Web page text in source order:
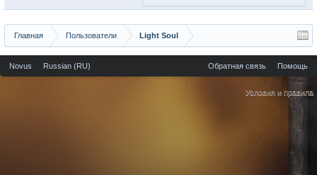
Главная Пользователи Light Soul
Novus Russian (RU) Обратная связь Помощь
Условия и правила